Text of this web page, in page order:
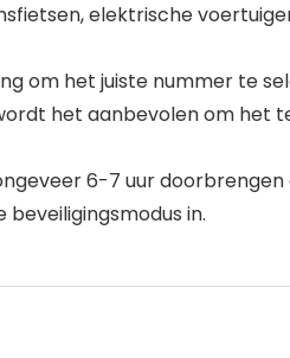
elektrische
om het juiste nummer te
het aanbevolen om het
6-7 uur
in.